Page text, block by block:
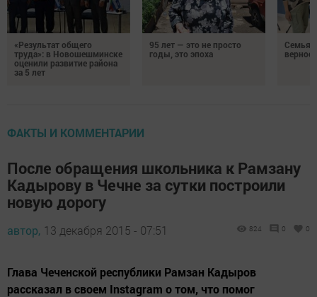
«Результат общего
труда»: в Новошешминске
оценили развитие района
за 5 лет
95 лет — это не просто
годы, это эпоха
Семья
ФАКТЫ И КОММЕНТАРИИ
После обращения школьника к Рамзану
Кадырову в Чечне за сутки построили
новую дорогу
автор, 13 декабря 2015 - 07:51 824 0 0
Глава Чеченской республики Рамзан Кадыров
рассказал в своем Instagram о том, что помог